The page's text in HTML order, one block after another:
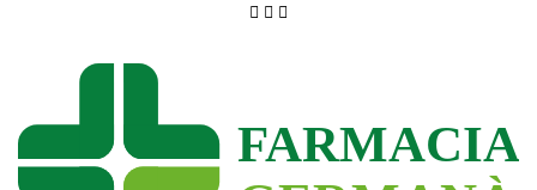
principale
Germanà